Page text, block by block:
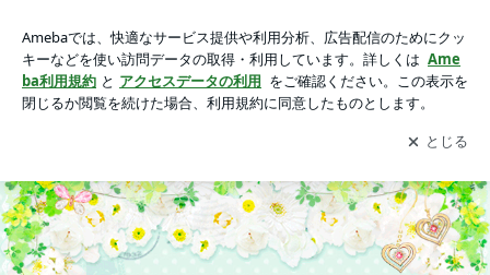
アプリをダウンロードして ブログの更新通知
を受け取りまし
ょう。
開く